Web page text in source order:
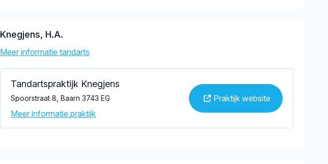
Knegjens, H.A.
Meer informatie tandarts
Tandartspraktijk Knegjens
Spoorstraat 8, Baarn 3743 EG
Meer informatie praktijk
Praktijk website